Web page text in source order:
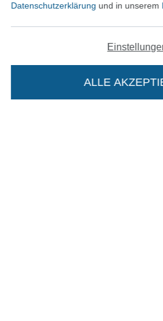
In deinen
AGB
In den deutschen Shop
Datenschutzerklärung und in unserem
ALLE